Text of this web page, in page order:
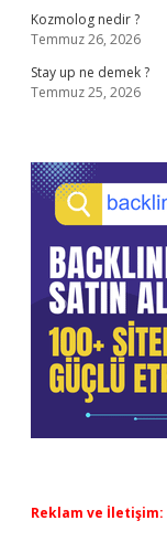
Kozmolog nedir ?
Temmuz 26, 2026
Stay up ne demek ?
Temmuz 25, 2026
Reklam ve İletişim: